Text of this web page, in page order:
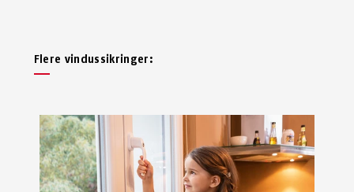
Flere vindussikringer: